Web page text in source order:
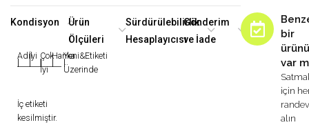
Kondisyon
Adilİyi
|
Çok
İyi
Harika
|
Yeni&Etiketi
Üzerinde
İç etiketi
kesilmiştir.
Ürün
Ölçüleri
Sürdürülebilirlik
Hesaplayıcısı
Gönderim
ve İade
bir
var
için
alın